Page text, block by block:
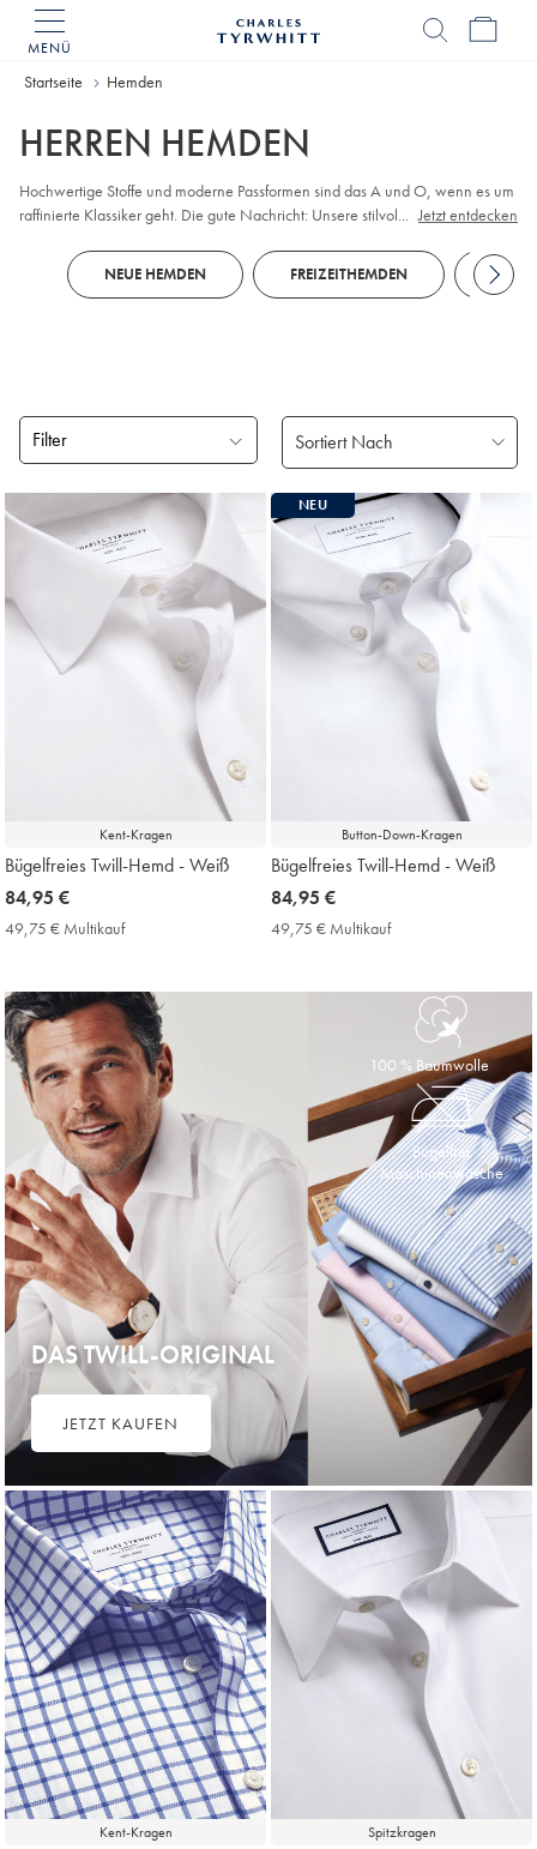
MENÜ
Home
Startseite Hemden
HERREN HEMDEN
Hochwertige Stoffe und moderne Passformen sind das A und O, wenn es um
raffinierte Klassiker geht. Die gute Nachricht: Unsere stilvollen
mit unifarbenen oder gemusterten bügelfreien Modellen, die auch im
Sitzungssaal überzeugen. Wenn der Golfclub ruft, entscheiden Sie sich für
... Jetzt entdecken
NEUE HEMDEN FREIZEITHEMDEN
Filter
Produke
18
Kent-Kragen
Bügelfreies Twill-Hemd - Weiß
now
84,95
84,95 €
49,75 € Multikauf49,75
Price
Button-Down-Kragen
NEU
Bügelfreies Twill-Hemd - Weiß
now
84,95
84,95 €
49,75 € Multikauf49,75
Price
100 % Baumwolle
Bügelfrei
Maschinenwäsche
DAS TWILL-ORIGINAL
JETZT KAUFEN
Kent-Kragen Spitzkragen